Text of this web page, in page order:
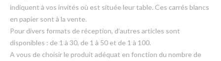
indiquent à vos invités où est située leur table. Ces carrés blancs
en papier sont à la vente.
Pour divers formats de réception, d’autres articles sont
disponibles : de 1 à 30, de 1 à 50 et de 1 à 100.
A vous de choisir le produit adéquat en fonction du nombre de